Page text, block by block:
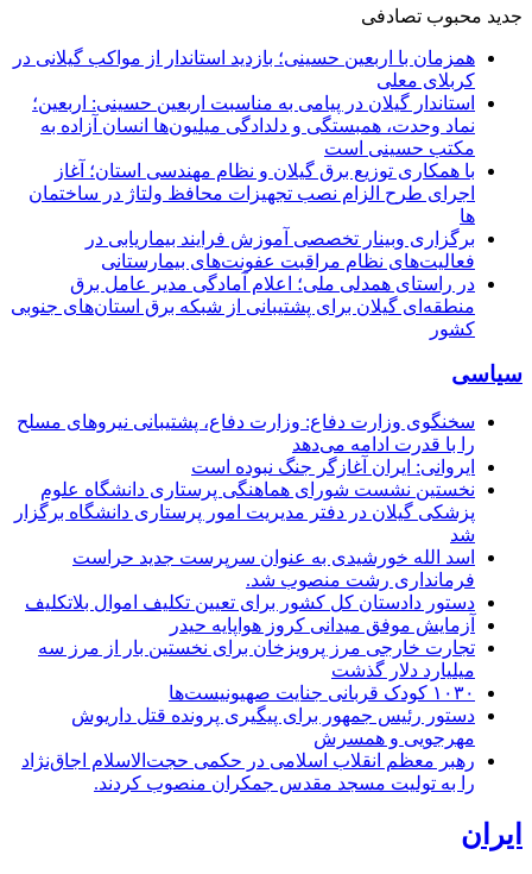
جدید محبوب تصادفی
همزمان با اربعین حسینی؛ بازدید استاندار از مواکب گیلانی در
کربلای معلی
استاندار گیلان در پیامی به مناسبت اربعین حسینی: اربعین؛
نماد وحدت، همبستگی و دلدادگی میلیون‌ها انسان آزاده به
مکتب حسینی است
با همکاری توزیع برق گیلان و نظام مهندسی استان؛ آغاز
اجرای طرح الزام نصب تجهیزات محافظ ولتاژ در ساختمان
ها
برگزاری وبینار تخصصی آموزش فرایند بیماریابی در
فعالیت‌های نظام مراقبت عفونت‌های بیمارستانی
در راستای همدلی ملی؛ اعلام آمادگی مدیر عامل برق
منطقه‌ای گیلان برای پشتیبانی از شبكه برق استان‌های جنوبی
كشور
سیاسی
سخنگوی وزارت دفاع: وزارت دفاع، پشتیبانی نیرو‌های مسلح
را با قدرت ادامه می‌دهد
ایروانی: ایران آغازگر جنگ نبوده است
نخستین نشست شورای هماهنگی پرستاری دانشگاه علوم
پزشکی گیلان در دفتر مدیریت امور پرستاری دانشگاه برگزار
شد
اسد الله خورشیدی به عنوان سرپرست جدید حراست
فرمانداری رشت منصوب شد.
دستور دادستان کل کشور برای تعیین تکلیف اموال بلاتکلیف
آزمایش موفق میدانی کروز هواپایه حیدر
تجارت خارجی مرز پرویزخان برای نخستین بار از مرز سه
میلیارد دلار گذشت
۱۰۳۰ کودک قربانی جنایت صهیونیست‌ها
دستور رئیس جمهور برای پیگیری پرونده قتل داریوش
مهرجویی و همسرش
رهبر معظم انقلاب اسلامی در حکمی حجت‌الاسلام اجاق‌نژاد
را به تولیت مسجد مقدس جمکران منصوب کردند.
ایران